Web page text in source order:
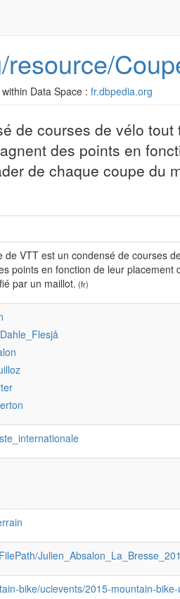
within Data Space : fr.dbpedia.org
de courses de vélo
des points en
de chaque coupe du
de VTT est un condensé de courses
points en fonction de leur
par un maillot. (fr)
bike/ucievents/2015-mountain-